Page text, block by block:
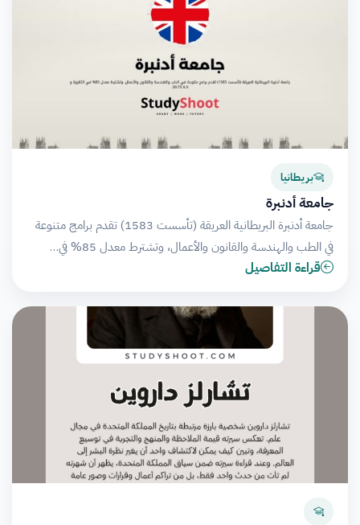
بريطانيا
جامعة أدنبرة
جامعة أدنبرة البريطانية العريقة (تأسست 1583) تقدم برامج متنوعة
في الطب والهندسة والقانون والأعمال، وتشترط معدل 85% في…
قراءة التفاصيل